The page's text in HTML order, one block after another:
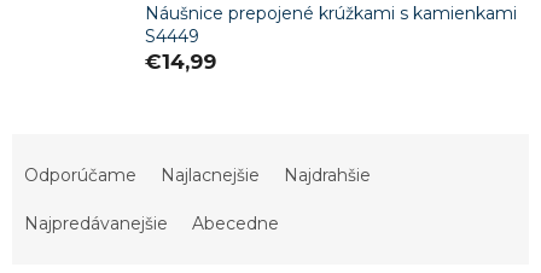
Náušnice prepojené krúžkami s kamienkami
S4449
€14,99
Odporúčame Najlacnejšie Najdrahšie
Najpredávanejšie Abecedne